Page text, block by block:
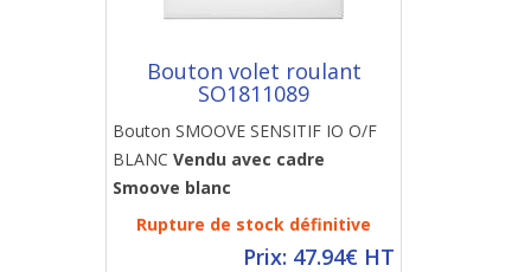
Bouton volet roulant
SO1811089
Bouton SMOOVE SENSITIF IO O/F
BLANC Vendu avec cadre
Smoove blanc
Rupture de stock définitive
Prix: 47.94€ HT